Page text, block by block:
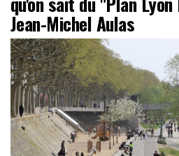
Jean-Michel Aulas